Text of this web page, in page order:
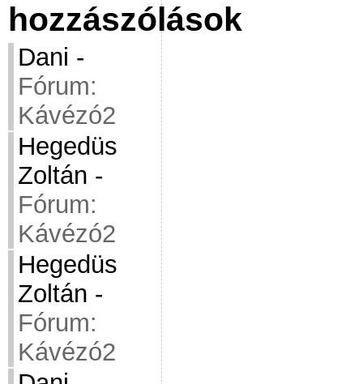
hozzászólások
Dani -
Fórum:
Kávézó2
Hegedüs
Zoltán -
Fórum:
Kávézó2
Hegedüs
Zoltán -
Fórum:
Kávézó2